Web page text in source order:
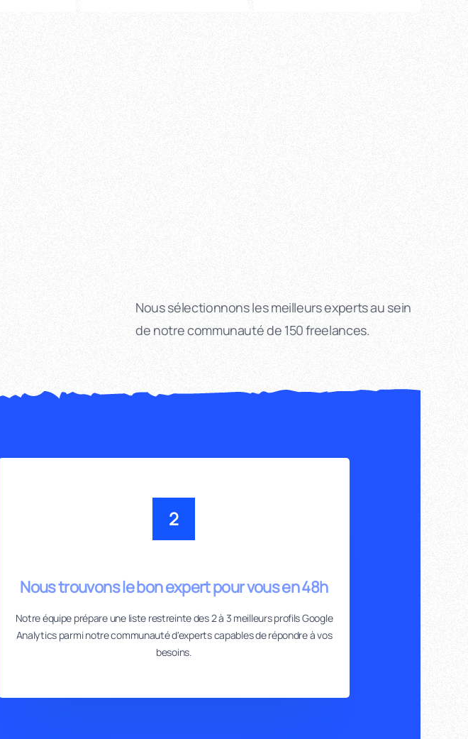
Nous sélectionnons les meilleurs experts au sein
de notre communauté de 150 freelances.
2
Nous trouvons le bon expert pour vous en 48h
Notre équipe prépare une liste restreinte des 2 à 3 meilleurs profils Google
Analytics parmi notre communauté d'experts capables de répondre à vos
besoins.